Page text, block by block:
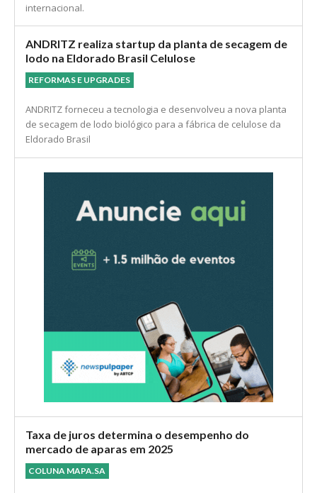
internacional.
ANDRITZ realiza startup da planta de secagem de
lodo na Eldorado Brasil Celulose
REFORMAS E UPGRADES
ANDRITZ forneceu a tecnologia e desenvolveu a nova planta
de secagem de lodo biológico para a fábrica de celulose da
Eldorado Brasil
Taxa de juros determina o desempenho do
mercado de aparas em 2025
COLUNA MAPA.SA